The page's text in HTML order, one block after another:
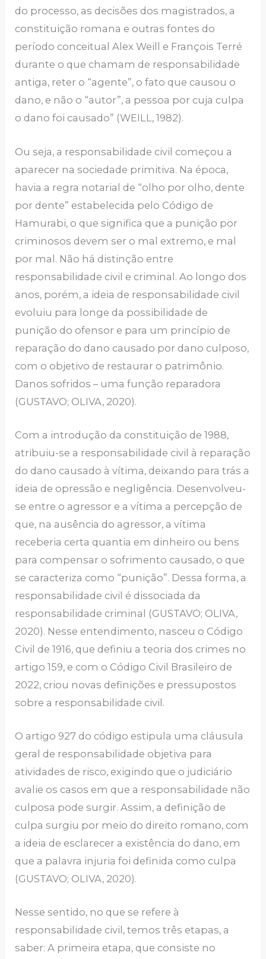
do processo, as decisões dos magistrados, a
constituição romana e outras fontes do
período conceitual Alex Weill e François Terré
durante o que chamam de responsabilidade
antiga, reter o “agente”, o fato que causou o
dano, e não o “autor”, a pessoa por cuja culpa
o dano foi causado” (WEILL, 1982).
Ou seja, a responsabilidade civil começou a
aparecer na sociedade primitiva. Na época,
havia a regra notarial de “olho por olho, dente
por dente” estabelecida pelo Código de
Hamurabi, o que significa que a punição por
criminosos devem ser o mal extremo, e mal
por mal. Não há distinção entre
responsabilidade civil e criminal. Ao longo dos
anos, porém, a ideia de responsabilidade civil
evoluiu para longe da possibilidade de
punição do ofensor e para um princípio de
reparação do dano causado por dano culposo,
com o objetivo de restaurar o patrimônio.
Danos sofridos – uma função reparadora
(GUSTAVO; OLIVA, 2020).
Com a introdução da constituição de 1988,
atribuiu-se a responsabilidade civil à reparação
do dano causado à vítima, deixando para trás a
ideia de opressão e negligência. Desenvolveu-
se entre o agressor e a vítima a percepção de
que, na ausência do agressor, a vítima
receberia certa quantia em dinheiro ou bens
para compensar o sofrimento causado, o que
se caracteriza como “punição”. Dessa forma, a
responsabilidade civil é dissociada da
responsabilidade criminal (GUSTAVO; OLIVA,
2020). Nesse entendimento, nasceu o Código
Civil de 1916, que definiu a teoria dos crimes no
artigo 159, e com o Código Civil Brasileiro de
2022, criou novas definições e pressupostos
sobre a responsabilidade civil.
O artigo 927 do código estipula uma cláusula
geral de responsabilidade objetiva para
atividades de risco, exigindo que o judiciário
avalie os casos em que a responsabilidade não
culposa pode surgir. Assim, a definição de
culpa surgiu por meio do direito romano, com
a ideia de esclarecer a existência do dano, em
que a palavra injuria foi definida como culpa
(GUSTAVO; OLIVA, 2020).
Nesse sentido, no que se refere à
responsabilidade civil, temos três etapas, a
saber: A primeira etapa, que consiste no